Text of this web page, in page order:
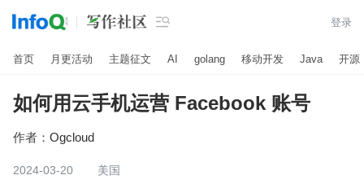
 登录
首页 月更活动 主题征文 AI golang 移动开发 Java 开源
如何用云手机运营 Facebook 账号
作者： Ogcloud
2024-03-20
美国